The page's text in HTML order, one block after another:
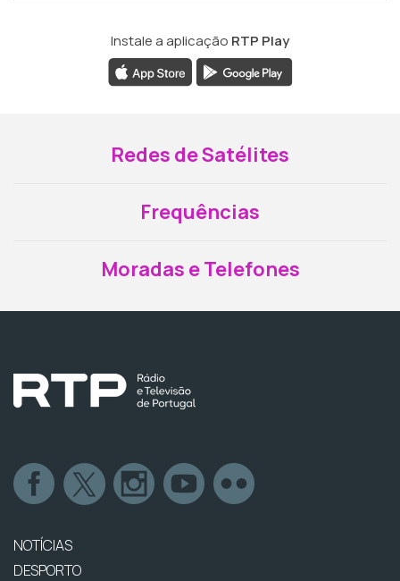
Instale a aplicação RTP Play
Redes de Satélites
Frequências
Moradas e Telefones
NOTÍCIAS
DESPORTO